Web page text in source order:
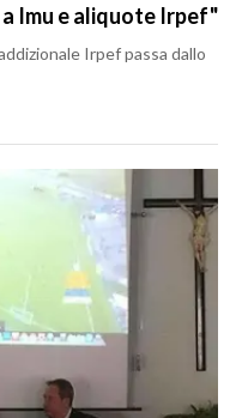
Imu e aliquote Irpef"
Irpef passa dallo